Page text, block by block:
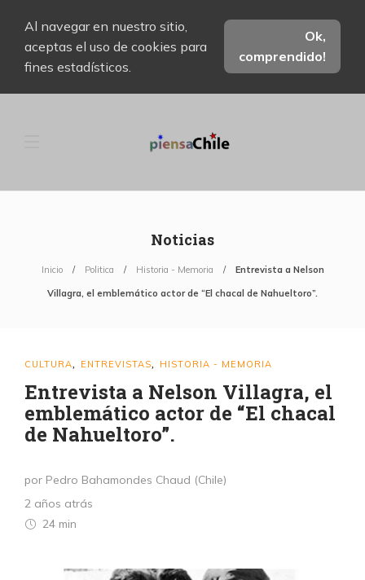
Al navegar en nuestro sitio,
aceptas el uso de cookies para
fines estadísticos.
Ok,
comprendido!
Noticias
Inicio Politica Historia - Memoria Entrevista a Nelson
Villagra, el emblemático actor de “El chacal de Nahueltoro”.
CULTURA ENTREVISTAS HISTORIA - MEMORIA
Entrevista a Nelson Villagra, el
emblemático actor de “El chacal
de Nahueltoro”.
por Pedro Bahamondes Chaud (Chile)
2 años atrás
24 min